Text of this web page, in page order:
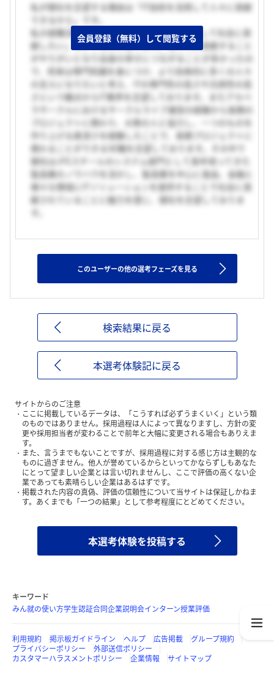
私が御社を志望する理由は「IT技術を活用して人々に貢献
できるから」です。
私の就職活動の軸に「ITのスペシャリストとして社会に貢
献したい」というものがあります。元々人に貢献すること
がやりがいとなり自身の幸せにつながることが多かったの
で、将来は専門知識を身につけ、より効率的に多くの人々
の支えになりたいと考え、ITの専門性の高さや汎用性の高
さという観点からIT業界を志望しております。またアカペ
ラサークルにおけるサークルライブ運営の経験から長期の
プロジェクトに携わり、大勢の人と協力し、一つのものを
作り上げる奥深さを経験したことで、長期プロジェクトに
携わることができるSE職を志望しております。その中で
御社はJFEスチールのシステム部門として長年培ってきた
製造業のノウハウを活かし、製造業を中心に食品、金融と
様々な領域にITソリューションを提供することで社会に貢
献されていることに魅力を感じ、御社を志望しておりま
会員登録（無料）して閲覧する
このユーザーの他の選考フェーズを見る
検索結果に戻る
本選考体験記に戻る
サイトからのご注意
ここに掲載しているデータは、「こうすれば必ずうまくいく」という類
のものではありません。採用過程は人によって異なりますし、方針の変
更や採用担当者が変わることで前年と大幅に変更される場合もありえま
す。
また、言うまでもないことですが、採用過程に対する感じ方は主観的な
ものに過ぎません。他人が誉めているからといってかならずしもあなた
にとって望ましい企業とは言い切れませんし、ここで評価の高くない企
業であっても素晴らしい企業はあるはずです。
掲載された内容の真偽、評価の信頼性について当サイトは保証しかねま
す。あくまでも「一つの結果」として参考程度にとどめてください。
本選考体験を投稿する
キーワード
みん就の使い方学生認証合同企業説明会インターン授業評価
利用規約 掲示板ガイドライン ヘルプ 広告掲載
グループ規約
プライバシーポリシー
外部送信ポリシー
カスタマーハラスメントポリシー
企業情報 サイトマップ